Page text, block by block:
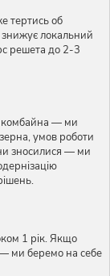
тертись об
локальний
решета до 2-3
комбайна — ми
умов роботи
зносилися — ми
1 рік. Якщо
— ми беремо на себе